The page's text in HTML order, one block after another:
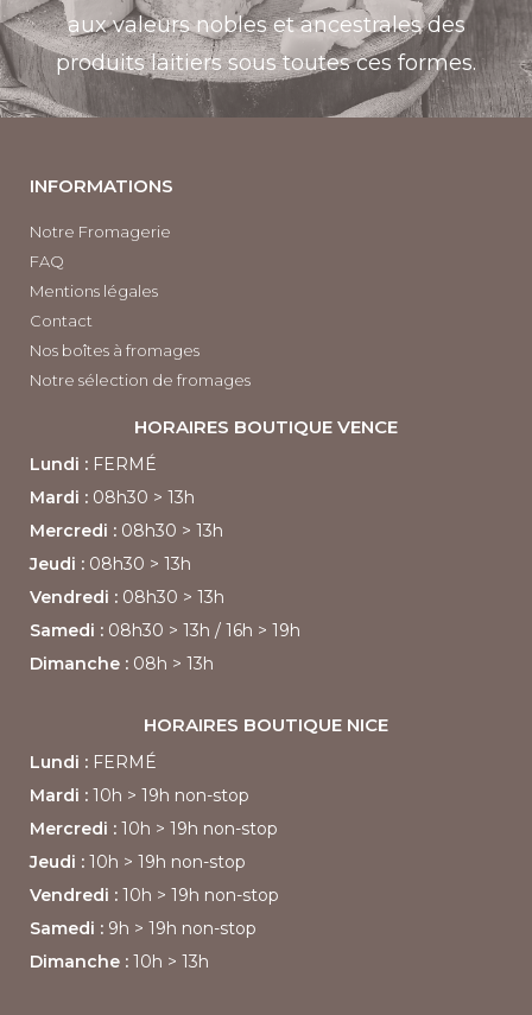
aux valeurs nobles et ancestrales des
produits laitiers sous toutes ces formes.
INFORMATIONS
Notre Fromagerie
FAQ
Mentions légales
Contact
Nos boîtes à fromages
Notre sélection de fromages
HORAIRES BOUTIQUE VENCE
Lundi : FERMÉ
Mardi : 08h30 > 13h
Mercredi : 08h30 > 13h
Jeudi : 08h30 > 13h
Vendredi : 08h30 > 13h
Samedi : 08h30 > 13h / 16h > 19h
Dimanche : 08h > 13h
HORAIRES BOUTIQUE NICE
Lundi : FERMÉ
Mardi : 10h > 19h non-stop
Mercredi : 10h > 19h non-stop
Jeudi : 10h > 19h non-stop
Vendredi : 10h > 19h non-stop
Samedi : 9h > 19h non-stop
Dimanche : 10h > 13h